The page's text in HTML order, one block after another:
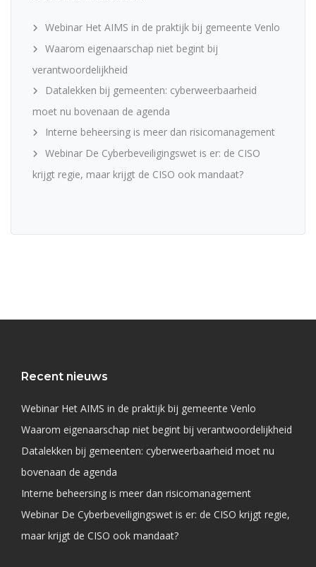
Webinar Het AIMS in de praktijk bij gemeente Venlo
Waarom eigenaarschap niet begint bij
verantwoordelijkheid
Datalekken bij gemeenten: cyberweerbaarheid
moet nu bovenaan de agenda
Interne beheersing is meer dan risicomanagement
Webinar De Cyberbeveiligingswet is er: de CISO
krijgt regie, maar krijgt de CISO ook mandaat?
Recent nieuws
Webinar Het AIMS in de praktijk bij gemeente Venlo
Waarom eigenaarschap niet begint bij verantwoordelijkheid
Datalekken bij gemeenten: cyberweerbaarheid moet nu
bovenaan de agenda
Interne beheersing is meer dan risicomanagement
Webinar De Cyberbeveiligingswet is er: de CISO krijgt regie,
maar krijgt de CISO ook mandaat?